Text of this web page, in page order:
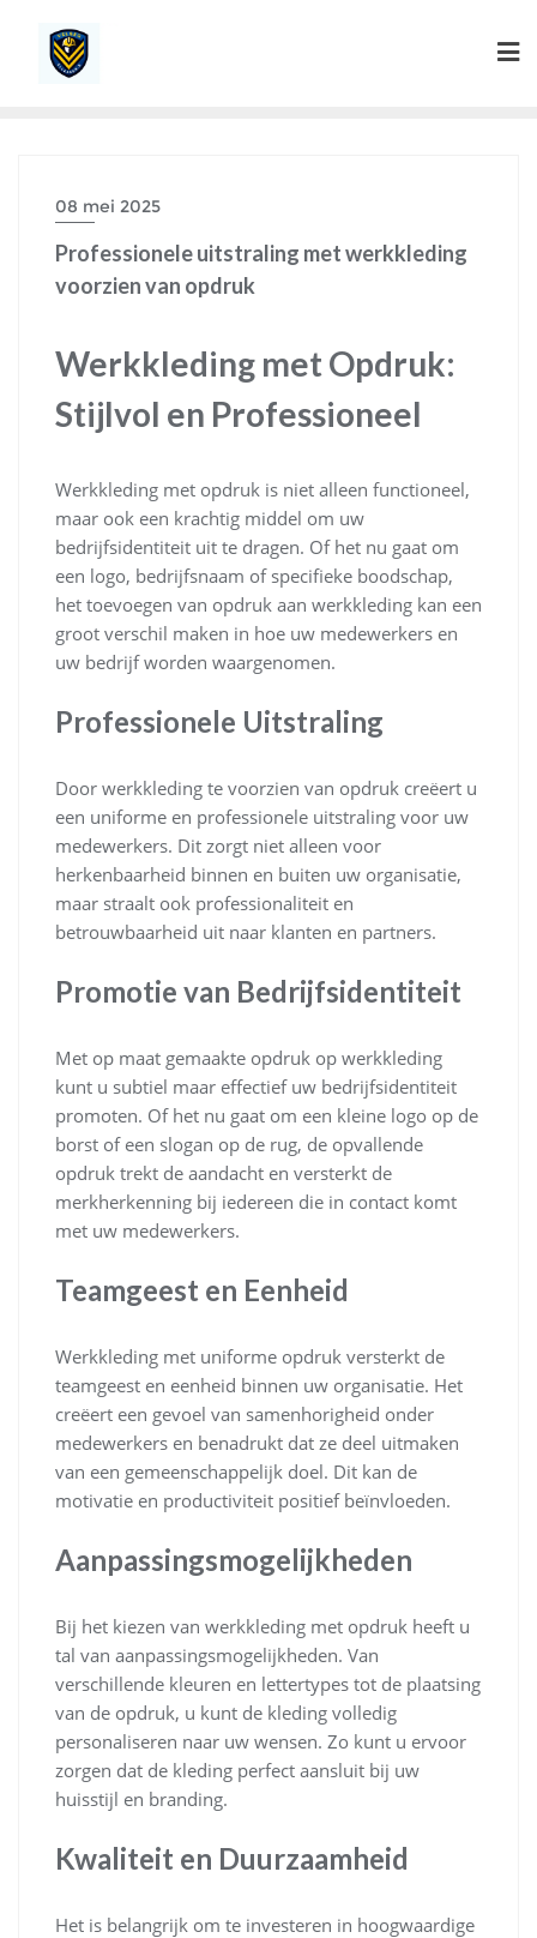
08 mei 2025
Professionele uitstraling met werkkleding
voorzien van opdruk
Werkkleding met Opdruk:
Stijlvol en Professioneel
Werkkleding met opdruk is niet alleen functioneel,
maar ook een krachtig middel om uw
bedrijfsidentiteit uit te dragen. Of het nu gaat om
een logo, bedrijfsnaam of specifieke boodschap,
het toevoegen van opdruk aan werkkleding kan een
groot verschil maken in hoe uw medewerkers en
uw bedrijf worden waargenomen.
Professionele Uitstraling
Door werkkleding te voorzien van opdruk creëert u
een uniforme en professionele uitstraling voor uw
medewerkers. Dit zorgt niet alleen voor
herkenbaarheid binnen en buiten uw organisatie,
maar straalt ook professionaliteit en
betrouwbaarheid uit naar klanten en partners.
Promotie van Bedrijfsidentiteit
Met op maat gemaakte opdruk op werkkleding
kunt u subtiel maar effectief uw bedrijfsidentiteit
promoten. Of het nu gaat om een kleine logo op de
borst of een slogan op de rug, de opvallende
opdruk trekt de aandacht en versterkt de
merkherkenning bij iedereen die in contact komt
met uw medewerkers.
Teamgeest en Eenheid
Werkkleding met uniforme opdruk versterkt de
teamgeest en eenheid binnen uw organisatie. Het
creëert een gevoel van samenhorigheid onder
medewerkers en benadrukt dat ze deel uitmaken
van een gemeenschappelijk doel. Dit kan de
motivatie en productiviteit positief beïnvloeden.
Aanpassingsmogelijkheden
Bij het kiezen van werkkleding met opdruk heeft u
tal van aanpassingsmogelijkheden. Van
verschillende kleuren en lettertypes tot de plaatsing
van de opdruk, u kunt de kleding volledig
personaliseren naar uw wensen. Zo kunt u ervoor
zorgen dat de kleding perfect aansluit bij uw
huisstijl en branding.
Kwaliteit en Duurzaamheid
Het is belangrijk om te investeren in hoogwaardige